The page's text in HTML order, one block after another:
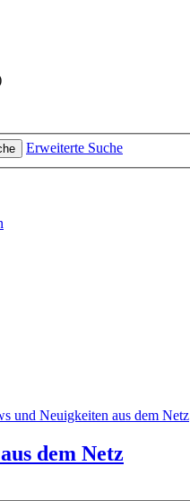
Erweiterte Suche
und Neuigkeiten aus dem Netz
dem Netz